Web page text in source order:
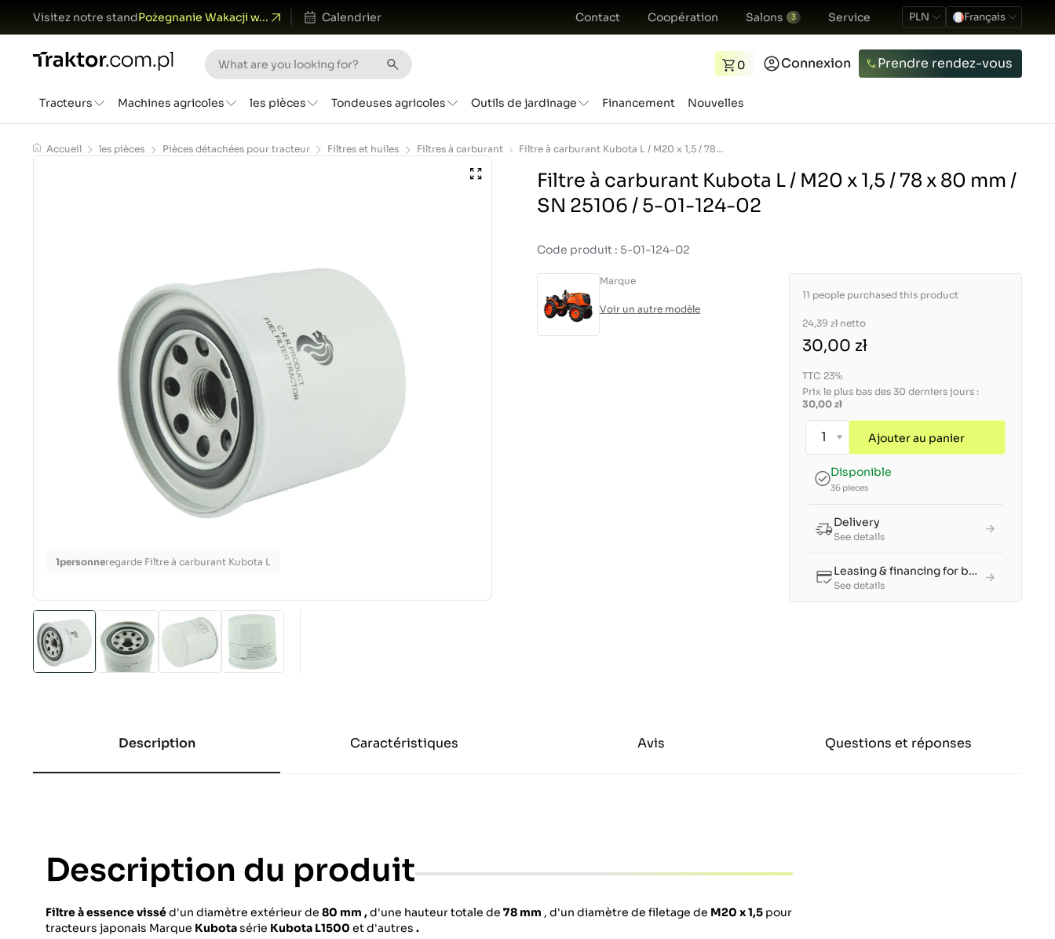
Visitez notre standPożegnanie Wakacji w... Calendrier Contact Coopération Salons 3 Service PLN Français
0 Connexion Prendre rendez-vous
Tracteurs Machines agricoles les pièces Tondeuses agricoles Outils de jardinage Financement Nouvelles
Accueil les pièces Pièces détachées pour tracteur Filtres et huiles Filtres à carburant Filtre à carburant Kubota L / M20 x 1,5 / 78 x 80 mm / SN 25106 / 5-01-124-02
1personneregarde Filtre à carburant Kubota L
Filtre à carburant Kubota L / M20 x 1,5 / 78 x 80 mm /
SN 25106 / 5-01-124-02
Code produit : 5-01-124-02
Marque
Voir un autre modèle
11 people purchased this product
24,39 zł netto
30,00 zł
TTC 23%
Prix le plus bas des 30 derniers jours :
30,00 zł
Ajouter au panier
Disponible
36 pieces
Delivery
See details
Leasing & financing for businesses
See details
Description Caractéristiques Avis Questions et réponses
Description du produit
Filtre à essence visséd'un diamètre extérieur de 80 mm ,d'une hauteur totale de 78 mm , d'un diamètre de filetage de M20 x 1,5 pour
tracteurs japonais Marque Kubotasérie Kubota L1500 et d'autres .